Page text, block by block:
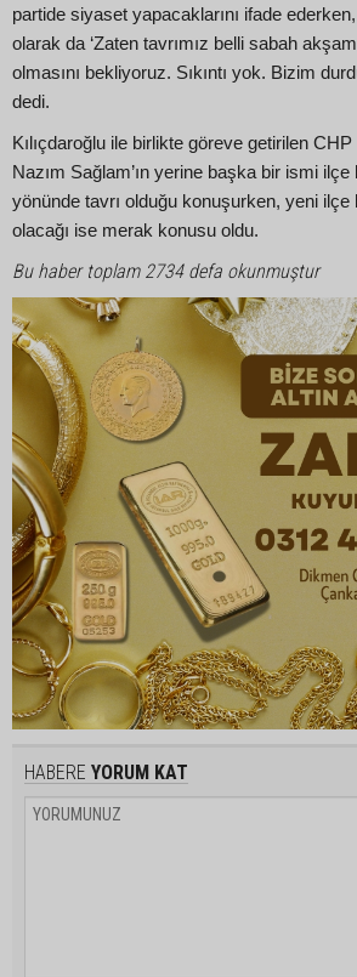
partide siyaset yapacaklarını ifade
olarak da ‘Zaten tavrımız belli sabah
olmasını bekliyoruz. Sıkıntı yok. Bizim
dedi.
Kılıçdaroğlu ile birlikte göreve getirilen CHP
Nazım Sağlam’ın yerine başka bir ismi
yönünde tavrı olduğu konuşurken, yeni ilçe
olacağı ise merak konusu oldu.
Bu haber toplam 2734 defa okunmuştur
HABERE YORUM KAT